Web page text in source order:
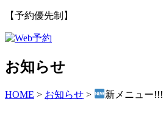
【予約優先制】
お知らせ
HOME > お知らせ > 新メニュー!!!